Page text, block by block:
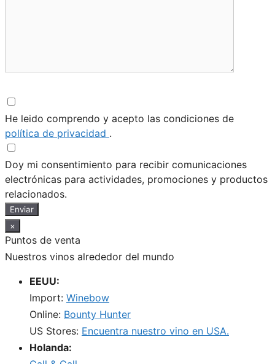
He leido comprendo y acepto las condiciones de
política de privacidad .
Doy mi consentimiento para recibir comunicaciones
electrónicas para actividades, promociones y productos
relacionados.
Enviar
×
Puntos de venta
Nuestros vinos alrededor del mundo
EEUU:
Import: Winebow
Online: Bounty Hunter
US Stores: Encuentra nuestro vino en USA.
Holanda: